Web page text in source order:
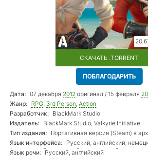
СКАЧАТЬ .TORRENT
ПОБЛАГОДАРИТЬ
Дата: 07 декабря 2012 оригинал / 15 февраля
Жанр: RPG, 3rd Person, Action
Разработчик: BlackMark Studio
Издатель: BlackMark Studio, Valkyrie Initiative
Тип издания: Портативная версия (Steam) в
Язык интерфейса: Русский, английский,
французский, испанский, итальянский
Язык речи: Русский, английский